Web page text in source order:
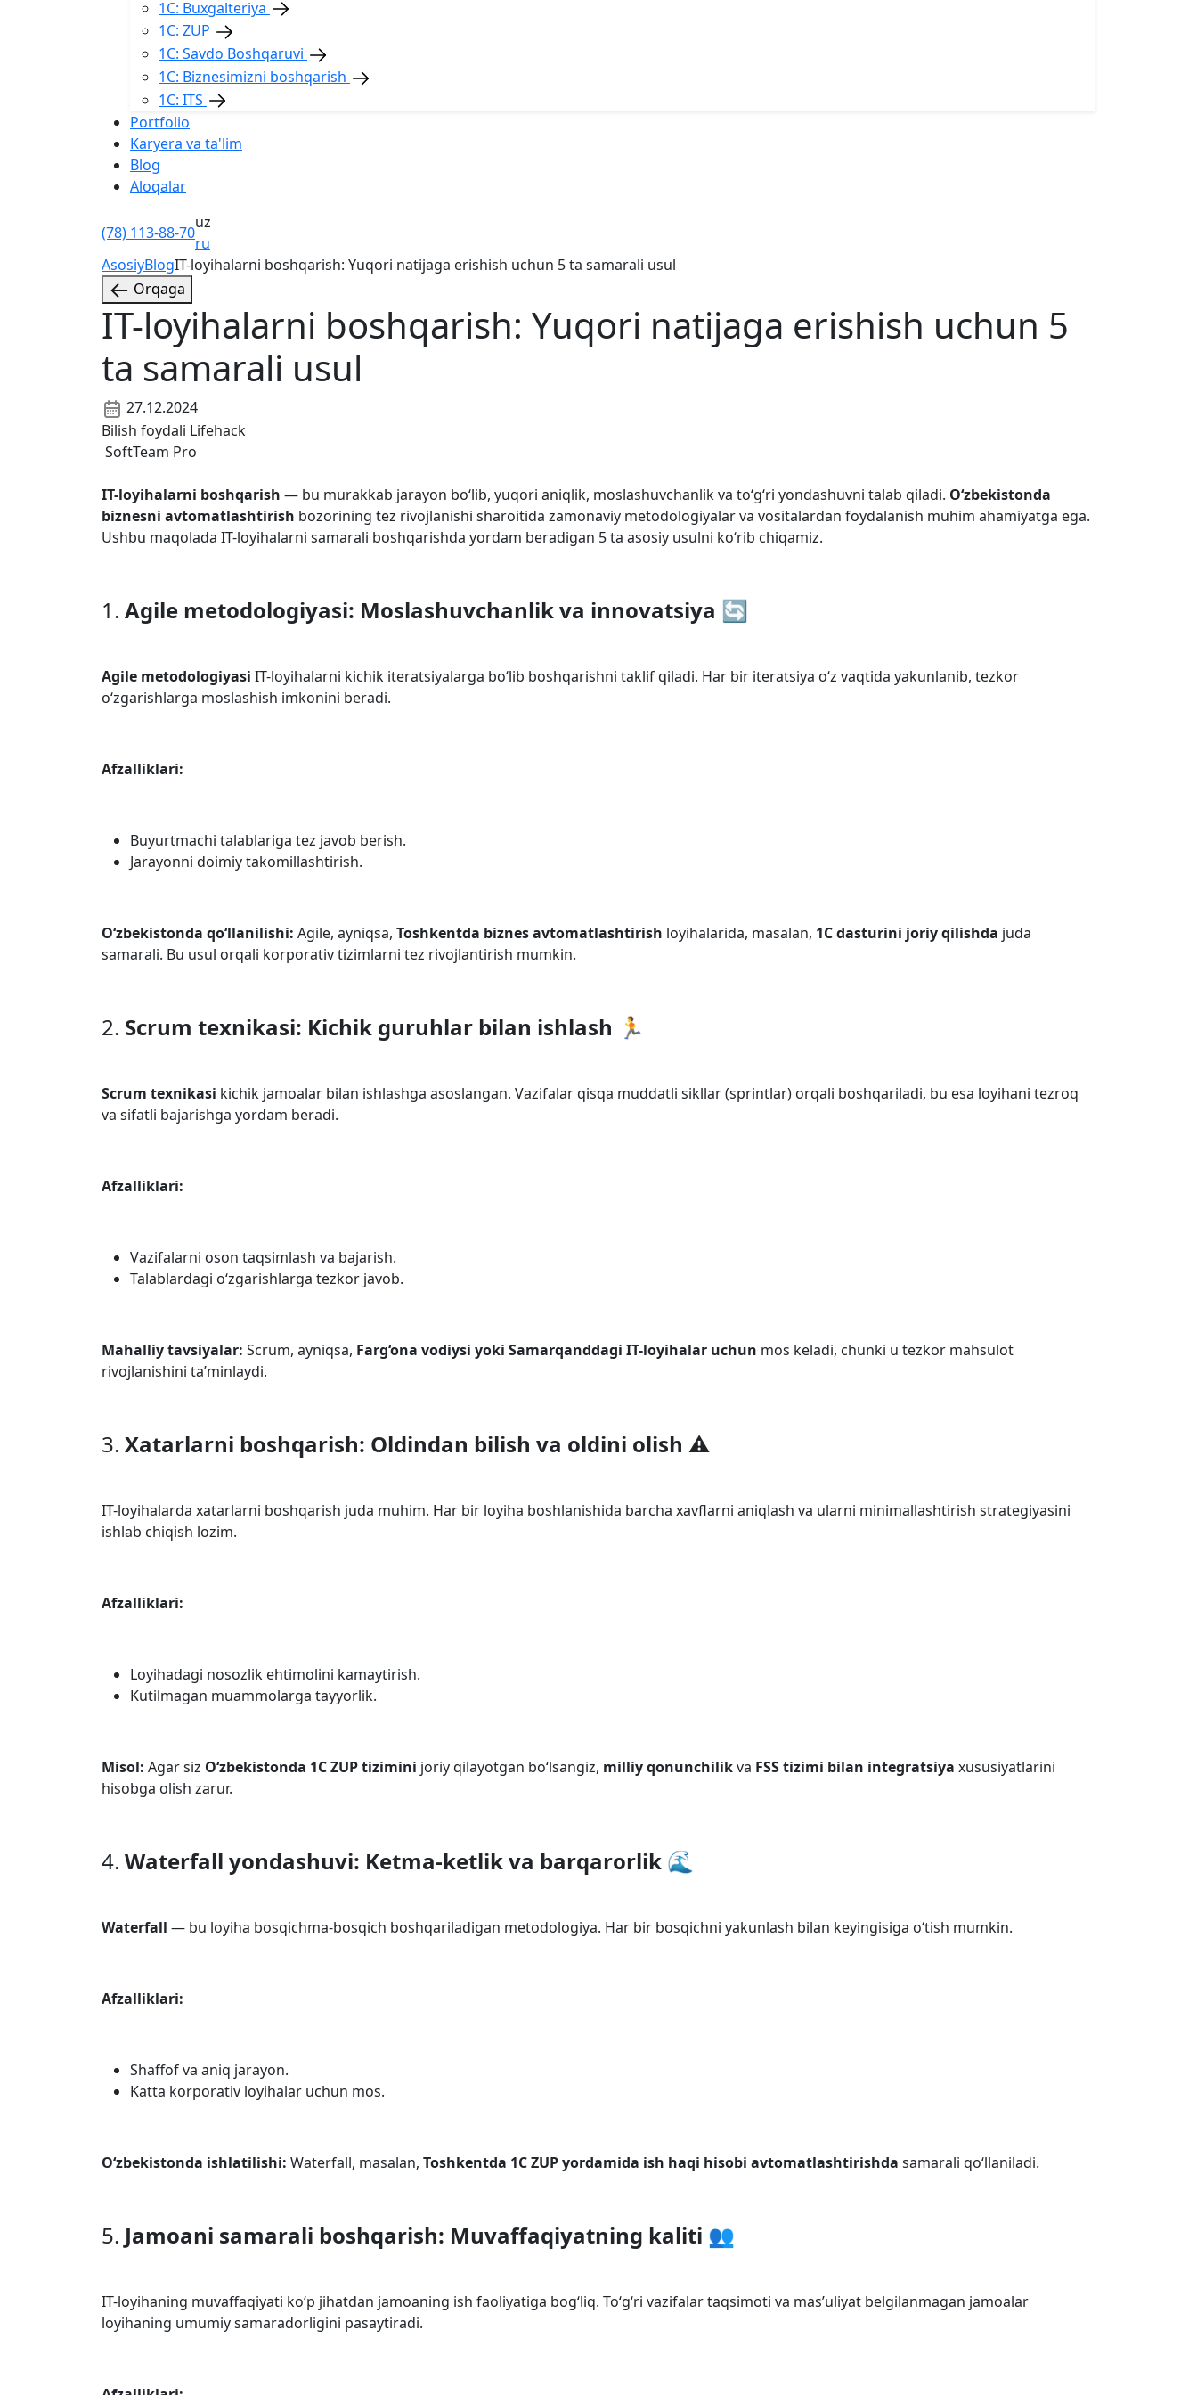
1С: Buxgalteriya
1С: ZUP
1С: Savdo Boshqaruvi
1С: Biznesimizni boshqarish
1С: ITS
Portfolio
Karyera va ta'lim
Blog
Aloqalar
(78) 113-88-70
uz
ru
AsosiyBlogIT-loyihalarni boshqarish: Yuqori natijaga erishish uchun 5 ta samarali usul
Orqaga
IT-loyihalarni boshqarish: Yuqori natijaga erishish uchun 5
ta samarali usul
27.12.2024
Bilish foydali Lifehack
SoftTeam Pro
IT-loyihalarni boshqarish — bu murakkab jarayon bo‘lib, yuqori aniqlik, moslashuvchanlik va to‘g‘ri yondashuvni talab qiladi. O‘zbekistonda
biznesni avtomatlashtirish bozorining tez rivojlanishi sharoitida zamonaviy metodologiyalar va vositalardan foydalanish muhim ahamiyatga ega.
Ushbu maqolada IT-loyihalarni samarali boshqarishda yordam beradigan 5 ta asosiy usulni ko‘rib chiqamiz.
1. Agile metodologiyasi: Moslashuvchanlik va innovatsiya 🔄
Agile metodologiyasi IT-loyihalarni kichik iteratsiyalarga bo‘lib boshqarishni taklif qiladi. Har bir iteratsiya o‘z vaqtida yakunlanib, tezkor
o‘zgarishlarga moslashish imkonini beradi.
Afzalliklari:
Buyurtmachi talablariga tez javob berish.
Jarayonni doimiy takomillashtirish.
O‘zbekistonda qo‘llanilishi: Agile, ayniqsa, Toshkentda biznes avtomatlashtirish loyihalarida, masalan, 1C dasturini joriy qilishda juda
samarali. Bu usul orqali korporativ tizimlarni tez rivojlantirish mumkin.
2. Scrum texnikasi: Kichik guruhlar bilan ishlash 🏃
Scrum texnikasi kichik jamoalar bilan ishlashga asoslangan. Vazifalar qisqa muddatli sikllar (sprintlar) orqali boshqariladi, bu esa loyihani tezroq
va sifatli bajarishga yordam beradi.
Afzalliklari:
Vazifalarni oson taqsimlash va bajarish.
Talablardagi o‘zgarishlarga tezkor javob.
Mahalliy tavsiyalar: Scrum, ayniqsa, Farg‘ona vodiysi yoki Samarqanddagi IT-loyihalar uchun mos keladi, chunki u tezkor mahsulot
rivojlanishini ta’minlaydi.
3. Xatarlarni boshqarish: Oldindan bilish va oldini olish ⚠️
IT-loyihalarda xatarlarni boshqarish juda muhim. Har bir loyiha boshlanishida barcha xavflarni aniqlash va ularni minimallashtirish strategiyasini
ishlab chiqish lozim.
Afzalliklari:
Loyihadagi nosozlik ehtimolini kamaytirish.
Kutilmagan muammolarga tayyorlik.
Misol: Agar siz O‘zbekistonda 1C ZUP tizimini joriy qilayotgan bo‘lsangiz, milliy qonunchilikva FSS tizimi bilan integratsiya xususiyatlarini
hisobga olish zarur.
4. Waterfall yondashuvi: Ketma-ketlik va barqarorlik 🌊
Waterfall — bu loyiha bosqichma-bosqich boshqariladigan metodologiya. Har bir bosqichni yakunlash bilan keyingisiga o‘tish mumkin.
Afzalliklari:
Shaffof va aniq jarayon.
Katta korporativ loyihalar uchun mos.
O‘zbekistonda ishlatilishi: Waterfall, masalan, Toshkentda 1C ZUP yordamida ish haqi hisobi avtomatlashtirishda samarali qo‘llaniladi.
5. Jamoani samarali boshqarish: Muvaffaqiyatning kaliti 👥
IT-loyihaning muvaffaqiyati ko‘p jihatdan jamoaning ish faoliyatiga bog‘liq. To‘g‘ri vazifalar taqsimoti va mas’uliyat belgilanmagan jamoalar
loyihaning umumiy samaradorligini pasaytiradi.